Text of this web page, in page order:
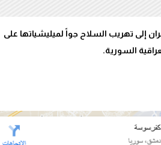
إلى تهريب السلاح جواً لميليشياتها على